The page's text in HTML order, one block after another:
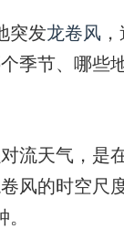
突发龙卷风
季节、哪些
天气，是
风的时空尺